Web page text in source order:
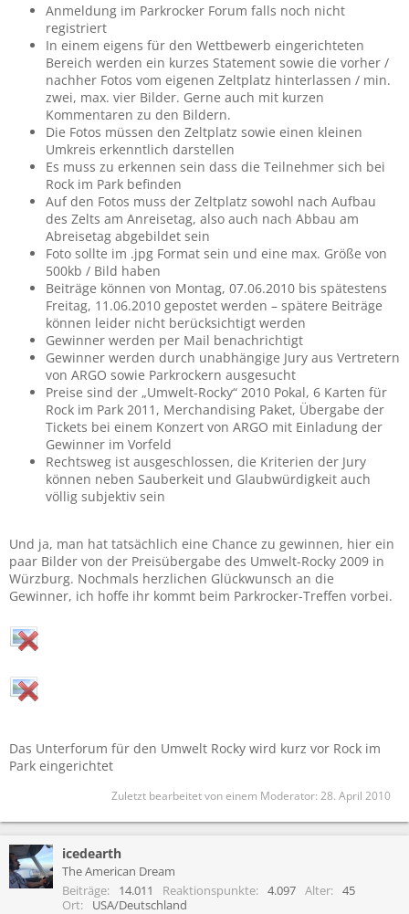
Anmeldung im Parkrocker Forum falls noch nicht
registriert
In einem eigens für den Wettbewerb eingerichteten
Bereich werden ein kurzes Statement sowie die vorher /
nachher Fotos vom eigenen Zeltplatz hinterlassen / min.
zwei, max. vier Bilder. Gerne auch mit kurzen
Kommentaren zu den Bildern.
Die Fotos müssen den Zeltplatz sowie einen kleinen
Umkreis erkenntlich darstellen
Es muss zu erkennen sein dass die Teilnehmer sich bei
Rock im Park befinden
Auf den Fotos muss der Zeltplatz sowohl nach Aufbau
des Zelts am Anreisetag, also auch nach Abbau am
Abreisetag abgebildet sein
Foto sollte im .jpg Format sein und eine max. Größe von
500kb / Bild haben
Beiträge können von Montag, 07.06.2010 bis spätestens
Freitag, 11.06.2010 gepostet werden – spätere Beiträge
können leider nicht berücksichtigt werden
Gewinner werden per Mail benachrichtigt
Gewinner werden durch unabhängige Jury aus Vertretern
von ARGO sowie Parkrockern ausgesucht
Preise sind der „Umwelt-Rocky“ 2010 Pokal, 6 Karten für
Rock im Park 2011, Merchandising Paket, Übergabe der
Tickets bei einem Konzert von ARGO mit Einladung der
Gewinner im Vorfeld
Rechtsweg ist ausgeschlossen, die Kriterien der Jury
können neben Sauberkeit und Glaubwürdigkeit auch
völlig subjektiv sein
Und ja, man hat tatsächlich eine Chance zu gewinnen, hier ein
paar Bilder von der Preisübergabe des Umwelt-Rocky 2009 in
Würzburg. Nochmals herzlichen Glückwunsch an die
Gewinner, ich hoffe ihr kommt beim Parkrocker-Treffen vorbei.
Das Unterforum für den Umwelt Rocky wird kurz vor Rock im
Park eingerichtet
Zuletzt bearbeitet von einem Moderator: 28. April 2010
icedearth
The American Dream
Beiträge
14.011 Reaktionspunkte 4.097 Alter
45
Ort
USA/Deutschland